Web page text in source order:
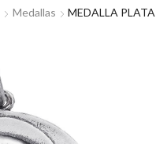
Medallas MEDALLA